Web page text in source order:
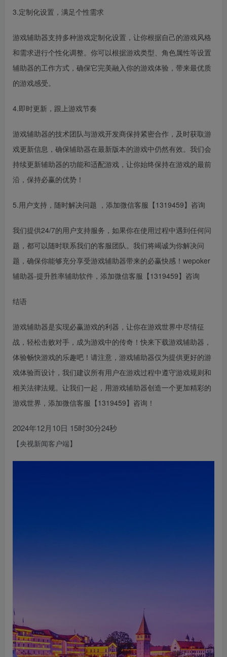
3.定制化设置，满足个性需求
游戏辅助器支持多种游戏定制化设置，让你根据自己的游戏风格
和需求进行个性化调整。你可以根据游戏类型、角色属性等设置
辅助器的工作方式，确保它完美融入你的游戏体验，带来最优质
的游戏感受。
4.即时更新，跟上游戏节奏
游戏辅助器的技术团队与游戏开发商保持紧密合作，及时获取游
戏更新信息，确保辅助器在最新版本的游戏中仍然有效。我们会
持续更新辅助器的功能和适配游戏，让你始终保持在游戏的最前
沿，保持必赢的优势！
5.用户支持，随时解决问题 ，添加微信客服【1319459】咨询
我们提供24/7的用户支持服务，如果你在使用过程中遇到任何问
题，都可以随时联系我们的客服团队。我们将竭诚为你解决问
题，确保你能够充分享受游戏辅助器带来的必赢快感！wepoker
辅助器-提升胜率辅助软件，添加微信客服【1319459】咨询
结语
游戏辅助器是实现必赢游戏的利器，让你在游戏世界中尽情征
战，轻松击败对手，成为游戏中的传奇！快来下载游戏辅助器，
体验畅快游戏的乐趣吧！请注意，游戏辅助器仅为提供更好的游
戏体验而设计，我们建议所有用户在游戏过程中遵守游戏规则和
相关法律法规。让我们一起，用游戏辅助器创造一个更加精彩的
游戏世界，添加微信客服【1319459】咨询！
2024年12月10日 15时30分24秒
【央视新闻客户端】